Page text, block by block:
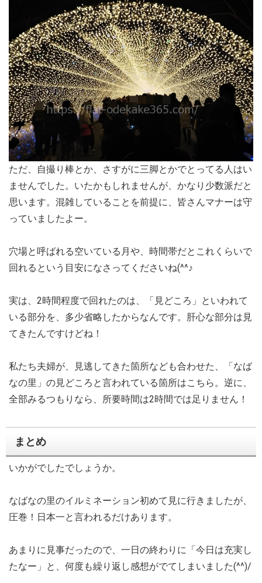
ただ、自撮り棒とか、さすがに三脚とかでとってる人はい
ませんでした。いたかもしれませんが、かなり少数派だと
思います。混雑していることを前提に、皆さんマナーは守
っていましたよー。
穴場と呼ばれる空いている月や、時間帯だとこれくらいで
回れるという目安になさってくださいね(^^♪
実は、2時間程度で回れたのは、「見どころ」といわれて
いる部分を、多少省略したからなんです。肝心な部分は見
てきたんですけどね！
私たち夫婦が、見逃してきた箇所なども合わせた、「なば
なの里」の見どころと言われている箇所はこちら。逆に、
全部みるつもりなら、所要時間は2時間では足りません！
まとめ
いかがでしたでしょうか。
なばなの里のイルミネーション初めて見に行きましたが、
圧巻！日本一と言われるだけあります。
あまりに見事だったので、一日の終わりに「今日は充実し
たなー」と、何度も繰り返し感想がでてしまいました(^^)/